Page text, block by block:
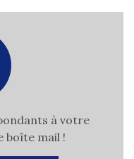
à votre
boîte mail !